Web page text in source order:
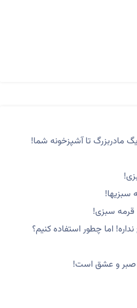
مادربزرگ تا آشپزخونه شما!
اما چطور استفاده کنیم؟
صبر و عشق است!